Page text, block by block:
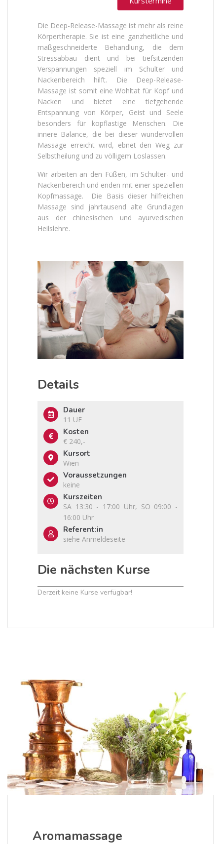
Die Deep-Release-Massage ist mehr als reine
Körpertherapie. Sie ist eine ganzheitliche und
maßgeschneiderte Behandlung, die dem
Stressabbau dient und bei tiefsitzenden
Verspannungen speziell im Schulter und
Nackenbereich hilft. Die Deep-Release-
Massage ist somit eine Wohltat für Kopf und
Nacken und bietet eine tiefgehende
Entspannung von Körper, Geist und Seele
besonders für kopflastige Menschen. Die
innere Balance, die bei dieser wundervollen
Massage erreicht wird, ebnet den Weg zur
Selbstheilung und zu völligem Loslassen.
Wir arbeiten an den Füßen, im Schulter- und
Nackenbereich und enden mit einer speziellen
Kopfmassage. Die Basis dieser hilfreichen
Massage sind jahrtausend alte Grundlagen
aus der chinesischen und ayurvedischen
Heilslehre.
Details
Dauer
11 UE
Kosten
€ 240,-
Kursort
Wien
Voraussetzungen
keine
Kurszeiten
SA 13:30 - 17:00 Uhr, SO 09:00 -
16:00 Uhr
Referent:in
siehe Anmeldeseite
Die nächsten Kurse
Derzeit keine Kurse verfügbar!
Aromamassage